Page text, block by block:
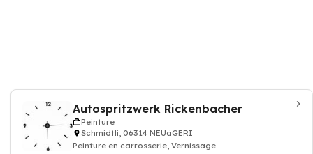
Autospritzwerk Rickenbacher
Peinture
Schmidtli, 06314 NEUäGERI
Peinture en carrosserie, Vernissage